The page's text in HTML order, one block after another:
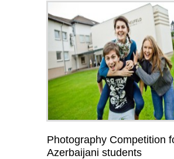
Photography Competition
Azerbaijani students